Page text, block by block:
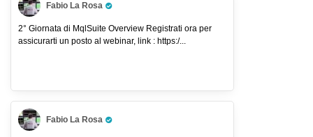
Fabio La Rosa
Pro Trader
2° Giornata di MqlSuite Overview Registrati ora per
assicurarti un posto al webinar, link : https:/...
Fabio La Rosa
Pro Trader